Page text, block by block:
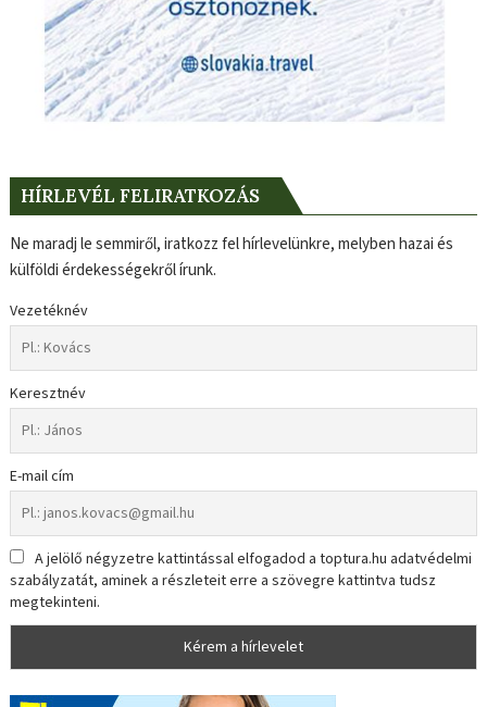
HÍRLEVÉL FELIRATKOZÁS
Ne maradj le semmiről, iratkozz fel hírlevelünkre, melyben hazai és
külföldi érdekességekről írunk.
Vezetéknév
Keresztnév
E-mail cím
A jelölő négyzetre kattintással elfogadod a toptura.hu adatvédelmi
szabályzatát, aminek a részleteit erre a szövegre kattintva tudsz
megtekinteni.